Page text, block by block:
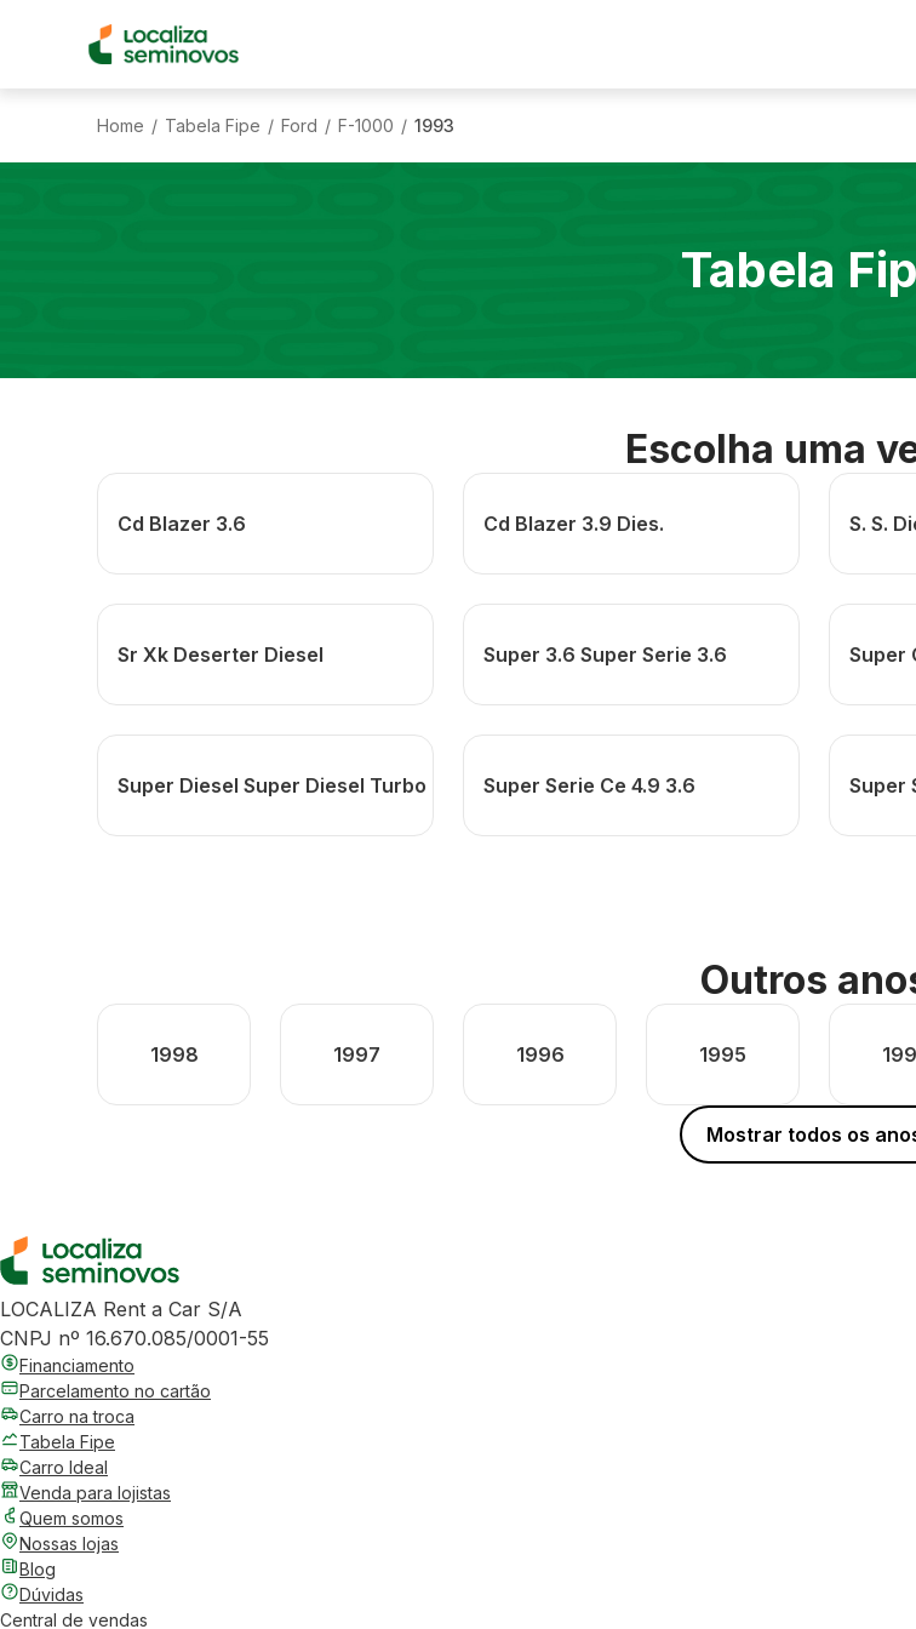
Home / Tabela Fipe / Ford / F-1000 / 1993
Tabela
Escolha uma
Cd Blazer 3.6 Cd Blazer 3.9 Dies. S. S.
Sr Xk Deserter Diesel Super 3.6 Super Serie 3.6 Super
Super Diesel Super Diesel Turbo Super Serie Ce 4.9 3.6 Super
Outros
1998 1997 1996 1995
Mostrar todos os
LOCALIZA Rent a Car S/A
CNPJ nº 16.670.085/0001-55
Financiamento
Parcelamento no cartão
Carro na troca
Tabela Fipe
Carro Ideal
Venda para lojistas
Quem somos
Nossas lojas
Blog
Dúvidas
Central de vendas